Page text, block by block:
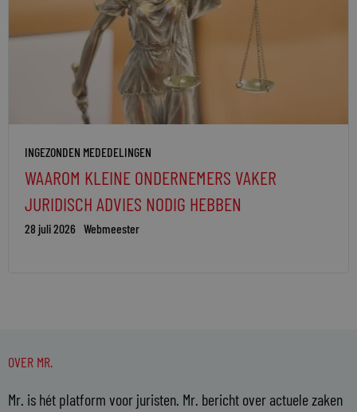
INGEZONDEN MEDEDELINGEN
WAAROM KLEINE ONDERNEMERS VAKER
JURIDISCH ADVIES NODIG HEBBEN
28 juli 2026 Webmeester
OVER MR.
Mr. is hét platform voor juristen. Mr. bericht over actuele zaken